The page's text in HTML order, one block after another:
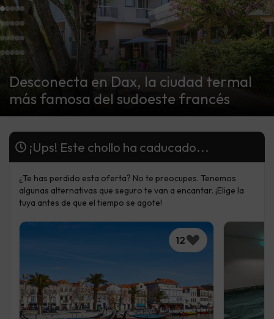
Desconecta en Dax, la ciudad termal
más famosa del sudoeste francés
¡Ups! Este chollo ha caducado...
¿Te has perdido esta oferta? No te preocupes. Tenemos
algunas alternativas que seguro te van a encantar. ¡Elige la
tuya antes de que el tiempo se agote!
12